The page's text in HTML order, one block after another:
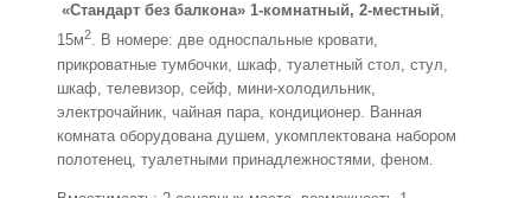
«Стандарт без балкона» 1-комнатный, 2-местный,
15м2. В номере: две односпальные кровати,
прикроватные тумбочки, шкаф, туалетный стол, стул,
шкаф, телевизор, сейф, мини-холодильник,
электрочайник, чайная пара, кондиционер. Ванная
комната оборудована душем, укомплектована набором
полотенец, туалетными принадлежностями, феном.